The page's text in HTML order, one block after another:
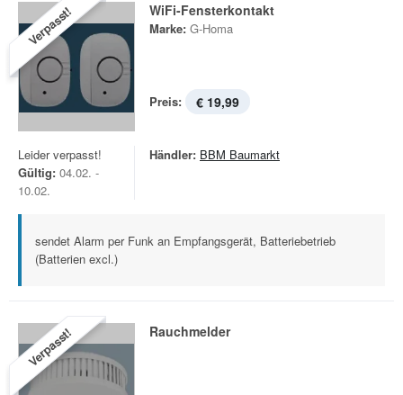
Verpasst! WiFi-Fensterkontakt
Marke: G-Homa
Preis: € 19,99
Leider verpasst!
Gültig: 04.02. -
10.02.
Händler: BBM Baumarkt
sendet Alarm per Funk an Empfangsgerät, Batteriebetrieb
(Batterien excl.)
Verpasst! Rauchmelder